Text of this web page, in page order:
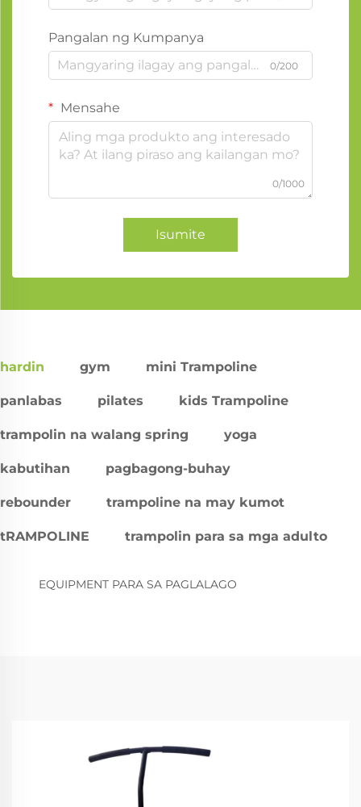
Pangalan ng Kumpanya
0/200
Mensahe
0/1000
Isumite
hardin gym mini Trampoline
panlabas pilates kids Trampoline
trampolin na walang spring yoga
kabutihan pagbagong-buhay
rebounder trampoline na may kumot
tRAMPOLINE trampolin para sa mga adulto
EQUIPMENT PARA SA PAGLALAGO